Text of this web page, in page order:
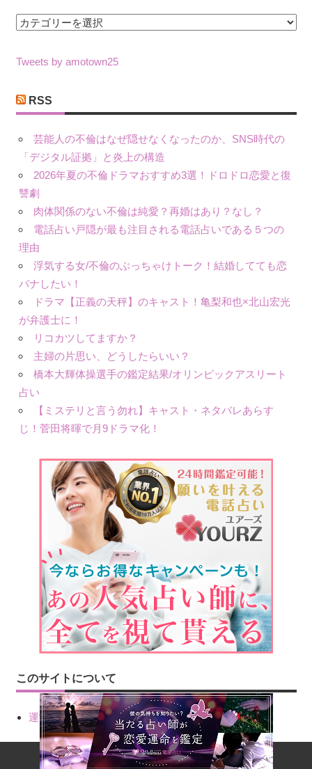
カ
ゴ
ー
Tweets by amotown25
RSS
芸能人の不倫はなぜ隠せなくなったのか、SNS時代の
「デジタル証拠」と炎上の構造
2026年夏の不倫ドラマおすすめ3選！ドロドロ恋愛と復
讐劇
肉体関係のない不倫は純愛？再婚はあり？なし？
電話占い戸隠が最も注目される電話占いである５つの
理由
浮気する女/不倫のぶっちゃけトーク！結婚してても恋
バナしたい！
ドラマ【正義の天秤】のキャスト！亀梨和也×北山宏光
が弁護士に！
リコカツしてますか？
主婦の片思い、どうしたらいい？
橋本大輝体操選手の鑑定結果/オリンピックアスリート
占い
【ミステリと言う勿れ】キャスト・ネタバレあらす
じ！菅田将暉で月9ドラマ化！
このサイトについて
運営会社情報
Copyright © 2026 amo[アーモ]